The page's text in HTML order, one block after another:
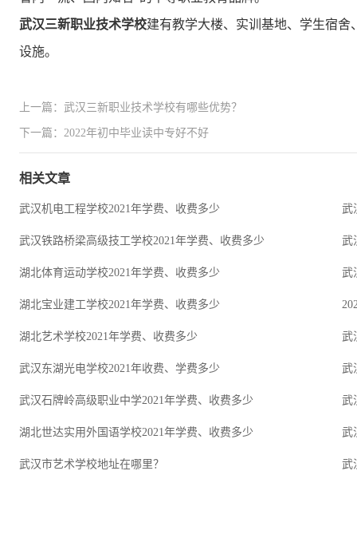
武汉三新职业技术学校建有教学大楼、实训基地、学生宿
设施。
上一篇：武汉三新职业技术学校有哪些优势？
下一篇：2022年初中毕业读中专好不好
相关文章
武汉机电工程学校2021年学费、收费多少 武
武汉铁路桥梁高级技工学校2021年学费、收费多少 武
湖北体育运动学校2021年学费、收费多少 武
湖北宝业建工学校2021年学费、收费多少
湖北艺术学校2021年学费、收费多少 武
武汉东湖光电学校2021年收费、学费多少 武
武汉石牌岭高级职业中学2021年学费、收费多少 武
湖北世达实用外国语学校2021年学费、收费多少 武
武汉市艺术学校地址在哪里？ 武